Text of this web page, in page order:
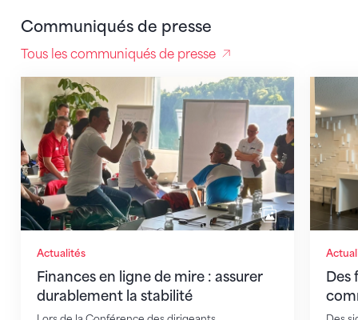
Communiqués de presse
Tous les communiqués de presse
Actualités
Finances en ligne de mire : assurer
durablement la stabilité
Finances en ligne de mire : assurer durablement la
Des